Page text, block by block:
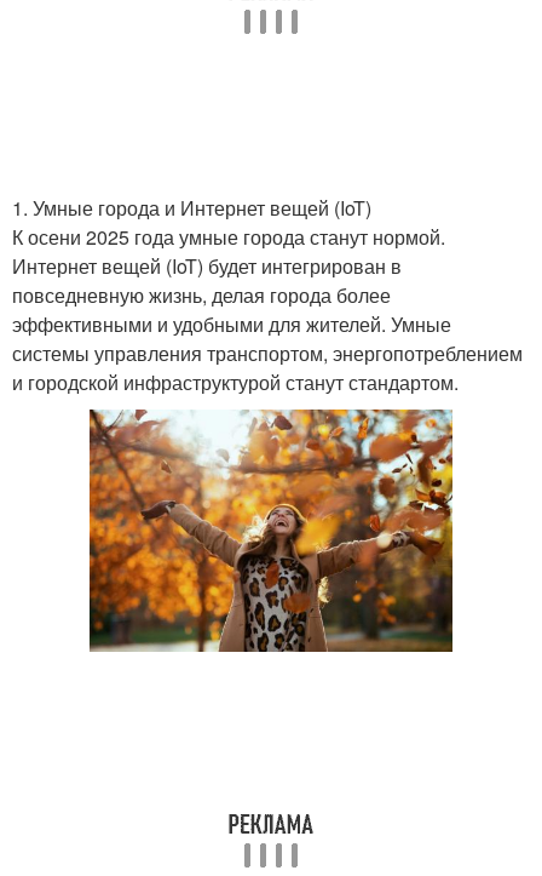
1. Умные города и Интернет вещей (IoT)
К осени 2025 года умные города станут нормой.
Интернет вещей (IoT) будет интегрирован в
повседневную жизнь, делая города более
эффективными и удобными для жителей. Умные
системы управления транспортом, энергопотреблением
и городской инфраструктурой станут стандартом.